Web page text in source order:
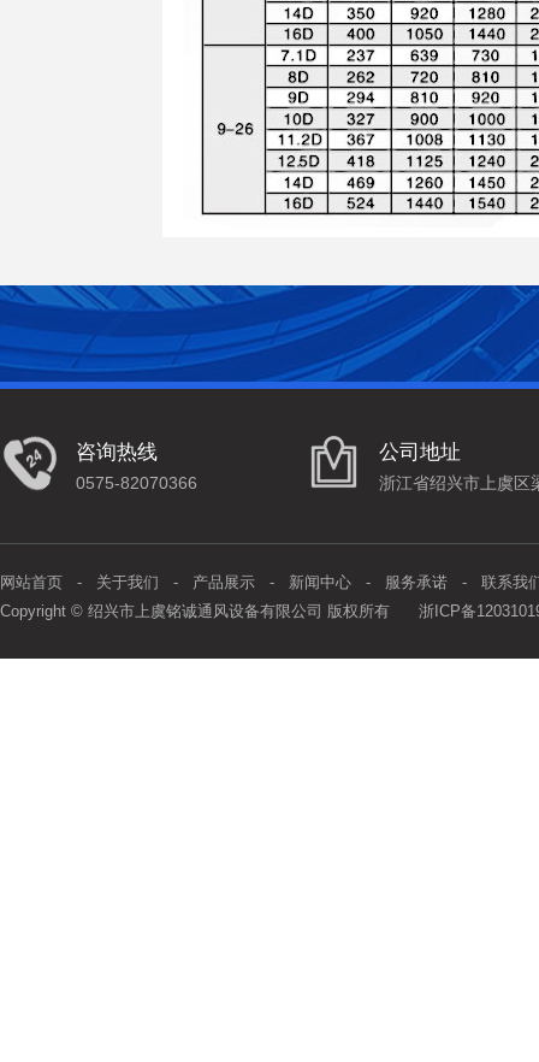
咨询热线
0575-82070366
公司地址
浙江省绍兴市上虞区
网站首页 - 关于我们 - 产品展示 - 新闻中心 - 服务承诺 - 联系我
Copyright © 绍兴市上虞铭诚通风设备有限公司 版权所有 浙ICP备